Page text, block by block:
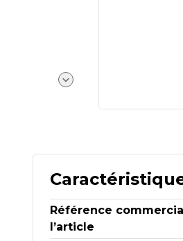
Référence
l’article